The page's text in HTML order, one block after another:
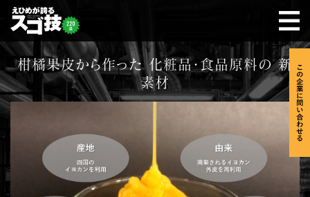
柑橘果皮から作った 化粧品・食品原料の 新
素材